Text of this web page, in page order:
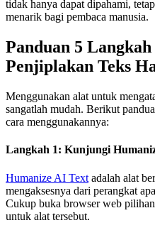
tidak hanya dapat dipahami,
menarik bagi pembaca manusia.
Panduan 5
Penjiplakan Teks
Menggunakan alat untuk
sangatlah mudah. Berikut
cara menggunakannya:
Langkah 1: Kunjungi
Humanize AI Text adalah alat
mengaksesnya dari perangkat
Cukup buka browser web
untuk alat tersebut.